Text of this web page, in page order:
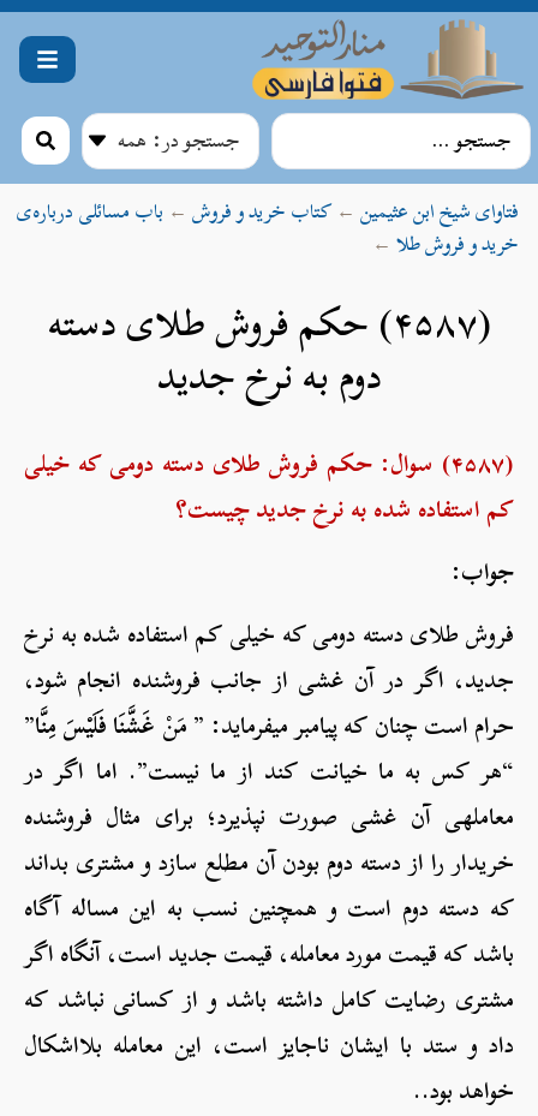
فتاوای شیخ ابن عثیمین ←کتاب خرید و فروش ← باب مسائلی درباره‌ی
خرید و فروش طلا ←
(۴۵۸۷) حکم فروش طلای دسته
دوم به نرخ جدید
(۴۵۸۷) سوال:
حکم فروش طلای دسته دومی که خیلی
کم استفاده شده به نرخ جدید چیست؟
جواب:
فروش طلای دسته دومی که خیلی کم استفاده شده به نرخ
جدید، اگر در آن غشی از جانب فروشنده انجام شود،
حرام است چنان که پیامبر می­فرماید: ” مَنْ غَشَّنَا فَلَيْسَ مِنَّا”
“هر کس به ما خیانت کند از ما نیست”. اما اگر در
معامله­ی آن غشی صورت نپذیرد؛ برای مثال فروشنده
خریدار را از دسته دوم بودن آن مطلع سازد و مشتری بداند
که دسته دوم است و همچنین نسب به این مساله آگاه
باشد که قیمت مورد معامله، قیمت جدید است، آنگاه اگر
مشتری رضایت کامل داشته باشد و از کسانی نباشد که
داد و ستد با ایشان ناجایز است، این معامله بلااشکال
خواهد بود..